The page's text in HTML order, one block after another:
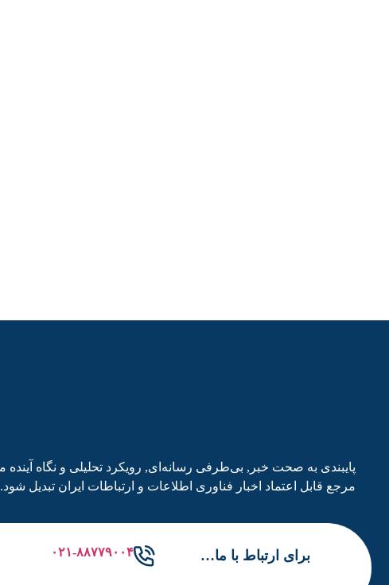
مرجع قابل اعتماد اخبار فناوری اطلاعات و ارتباطات ایران تبدیل شود.
برای ارتباط با ما… ۰۲۱-۸۸۷۷۹۰۰۴